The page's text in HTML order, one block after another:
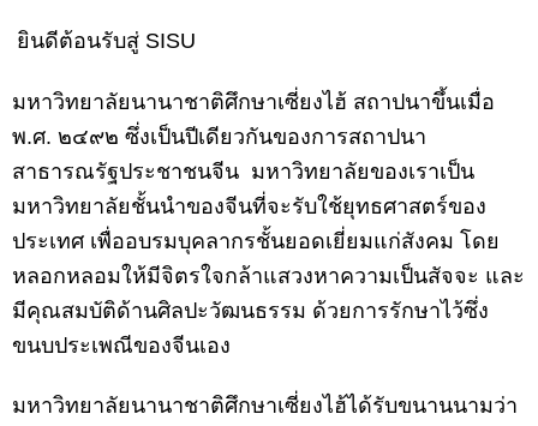
ยินดีต้อนรับสู่ SISU
มหาวิทยาลัยนานาชาติศึกษาเซี่ยงไฮ้ สถาปนาขึ้นเมื่อ
พ.ศ. ๒๔๙๒ ซึ่งเป็นปีเดียวกันของการสถาปนา
สาธารณรัฐประชาชนจีน มหาวิทยาลัยของเราเป็น
มหาวิทยาลัยชั้นนำของจีนที่จะรับใช้ยุทธศาสตร์ของ
ประเทศ เพื่ออบรมบุคลากรชั้นยอดเยี่ยมแก่สังคม โดย
หลอกหลอมให้มีจิตรใจกล้าแสวงหาความเป็นสัจจะ และ
มีคุณสมบัติด้านศิลปะวัฒนธรรม ด้วยการรักษาไว้ซึ่ง
ขนบประเพณีของจีนเอง
มหาวิทยาลัยนานาชาติศึกษาเซี่ยงไฮ้ได้รับขนานนามว่า